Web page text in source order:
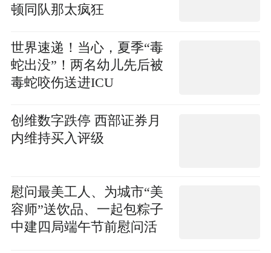
顿同队那太疯狂
世界速递！当心，夏季“毒
蛇出没”！两名幼儿先后被
毒蛇咬伤送进ICU
创维数字跌停 西部证券月
内维持买入评级
慰问最美工人、为城市“美
容师”送饮品、一起包粽子
中建四局端午节前慰问活